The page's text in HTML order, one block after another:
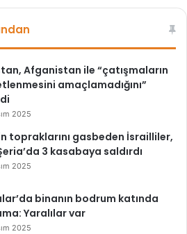
Afganistan ile “çatışmaların
amaçlamadığını”
2025
topraklarını gasbeden İsrailliler,
3 kasabaya saldırdı
2025
binanın bodrum katında
Yaralılar var
2025